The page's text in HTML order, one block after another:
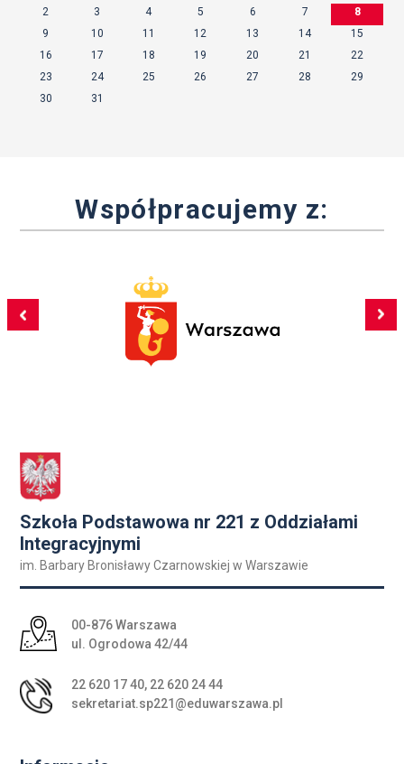
2
3 4 5 6 7
8
9
10 11 12 13 14
15
16
17 18 19 20 21
22
23
24 25 26 27 28
29
30
31
Współpracujemy z:
Szkoła Podstawowa nr 221 z Oddziałami
Integracyjnymi
im. Barbary Bronisławy Czarnowskiej w Warszawie
Adres pocztowy:
00-876 Warszawa
ul. Ogrodowa 42/44
22 620 17 40, 22 620 24 44
sekretariat.sp221@eduwarszawa.pl